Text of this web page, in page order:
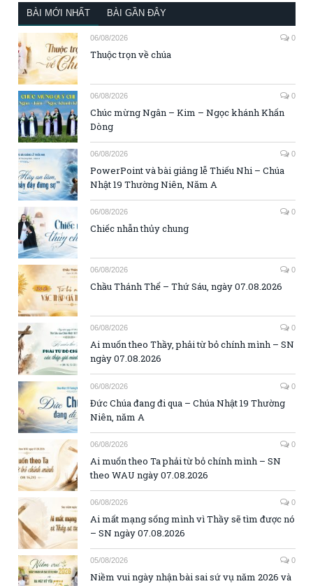
BÀI MỚI NHẤT BÀI GẦN ĐÂY
06/08/2026 0
Thuộc trọn về chúa
06/08/2026 0
Chúc mừng Ngân – Kim – Ngọc khánh Khấn
Dòng
06/08/2026 0
PowerPoint và bài giảng lễ Thiếu Nhi – Chúa
Nhật 19 Thường Niên, Năm A
06/08/2026 0
Chiếc nhẫn thủy chung
06/08/2026 0
Chầu Thánh Thể – Thứ Sáu, ngày 07.08.2026
06/08/2026 0
Ai muốn theo Thầy, phải từ bỏ chính mình – SN
ngày 07.08.2026
06/08/2026 0
Đức Chúa đang đi qua – Chúa Nhật 19 Thường
Niên, năm A
06/08/2026 0
Ai muốn theo Ta phải từ bỏ chính mình – SN
theo WAU ngày 07.08.2026
06/08/2026 0
Ai mất mạng sống mình vì Thầy sẽ tìm được nó
– SN ngày 07.08.2026
05/08/2026 0
Niềm vui ngày nhận bài sai sứ vụ năm 2026 và